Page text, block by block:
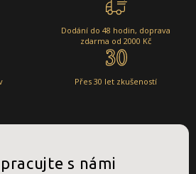
Dodání do 48 hodin, doprava
zdarma od 2000 Kč
Přes 30 let zkušeností
s námi